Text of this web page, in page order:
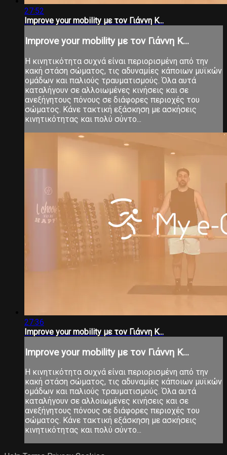
27:52
Improve your mobility με τον Γιάννη Κ...
Improve your mobility με τον Γιάννη Κ...
Η κινητικότητα συχνά είναι περιορισμένη από την
κακή στάση σώματος, τις αδυναμίες κάποιων μυϊκών
ομάδων και παλιούς τραυματισμούς. Όλα αυτά
καταλήγουν σε αλλοιωμένες κινήσεις και σε
ανεξήγητους πόνους σε διάφορες περιοχές του
σώματος. Κάνε τακτική εξάσκηση με ασκήσεις
κινητικότητας και πολύ σύντο...
27:36
Improve your mobility με τον Γιάννη Κ...
Improve your mobility με τον Γιάννη Κ...
Η κινητικότητα συχνά είναι περιορισμένη από την
κακή στάση σώματος, τις αδυναμίες κάποιων μυϊκών
ομάδων και παλιούς τραυματισμούς. Όλα αυτά
καταλήγουν σε αλλοιωμένες κινήσεις και σε
ανεξήγητους πόνους σε διάφορες περιοχές του
σώματος. Κάνε τακτική εξάσκηση με ασκήσεις
κινητικότητας και πολύ σύντο...